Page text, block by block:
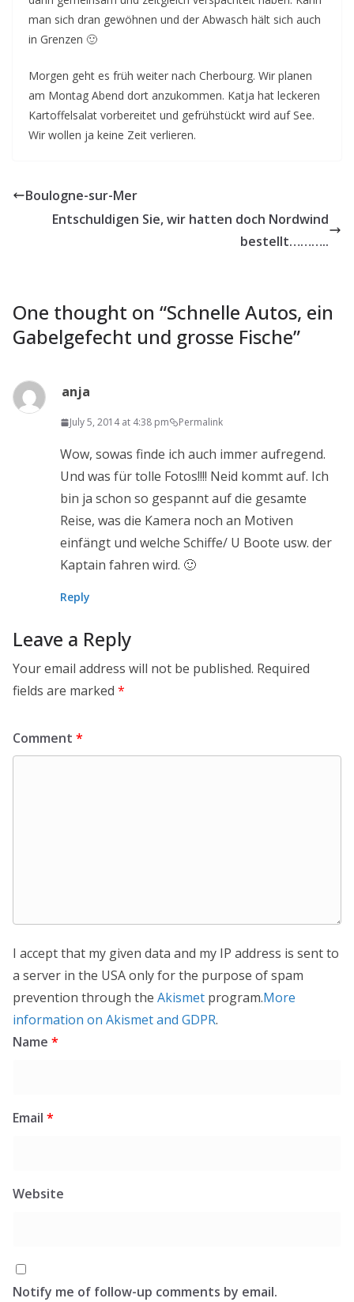
man sich dran gewöhnen und der Abwasch hält sich auch
in Grenzen 🙂
Morgen geht es früh weiter nach Cherbourg. Wir planen
am Montag Abend dort anzukommen. Katja hat leckeren
Kartoffelsalat vorbereitet und gefrühstückt wird auf See.
Wir wollen ja keine Zeit verlieren.
Boulogne-sur-Mer
Entschuldigen Sie, wir hatten doch Nordwind
bestellt………..
One thought on “Schnelle Autos, ein
Gabelgefecht und grosse Fische”
anja
July 5, 2014 at 4:38 pm Permalink
Wow, sowas finde ich auch immer aufregend.
Und was für tolle Fotos!!!! Neid kommt auf. Ich
bin ja schon so gespannt auf die gesamte
Reise, was die Kamera noch an Motiven
einfängt und welche Schiffe/ U Boote usw. der
Kaptain fahren wird. 🙂
Reply
Leave a Reply
Your email address will not be published. Required
fields are marked *
Comment *
I accept that my given data and my IP address is sent to
a server in the USA only for the purpose of spam
prevention through the Akismet program.More
information on Akismet and GDPR.
Name *
Email *
Website
Notify me of follow-up comments by email.